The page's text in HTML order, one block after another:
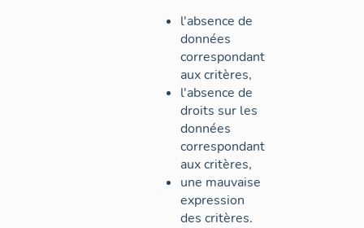
l'absence de
données
correspondant
aux critères,
l'absence de
droits sur les
données
correspondant
aux critères,
une mauvaise
expression
des critères.